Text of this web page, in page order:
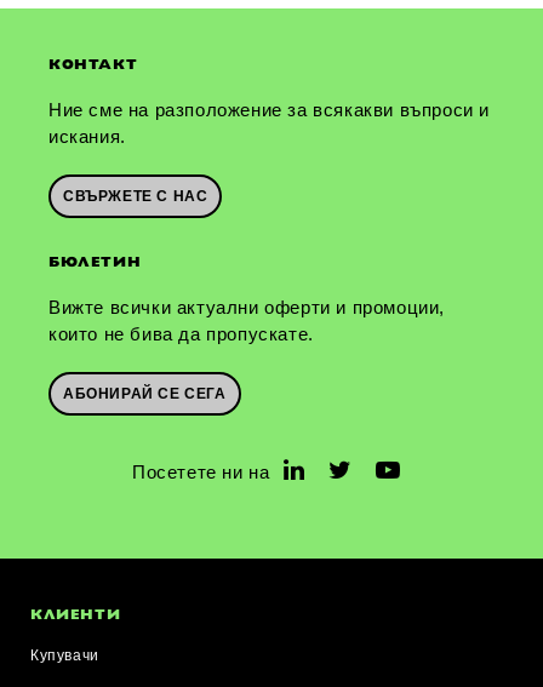
КОНТАКТ
Ние сме на разположение за всякакви въпроси и
искания.
СВЪРЖЕТЕ С НАС
БЮЛЕТИН
Вижте всички актуални оферти и промоции,
които не бива да пропускате.
АБОНИРАЙ СЕ СЕГА
Посетете ни на
КЛИЕНТИ
Купувачи